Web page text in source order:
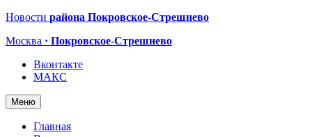
Новости района Покровское-Стрешнево
Москва · Покровское-Стрешнево
Вконтакте
МАКС
Меню
Главная